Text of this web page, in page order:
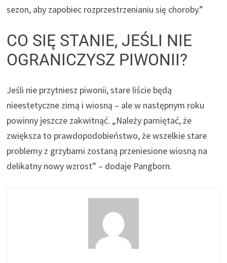
sezon, aby zapobiec rozprzestrzenianiu się choroby.”
CO SIĘ STANIE, JEŚLI NIE
OGRANICZYSZ PIWONII?
Jeśli nie przytniesz piwonii, stare liście będą
nieestetyczne zimą i wiosną – ale w następnym roku
powinny jeszcze zakwitnąć. „Należy pamiętać, że
zwiększa to prawdopodobieństwo, że wszelkie stare
problemy z grzybami zostaną przeniesione wiosną na
delikatny nowy wzrost” – dodaje Pangborn.